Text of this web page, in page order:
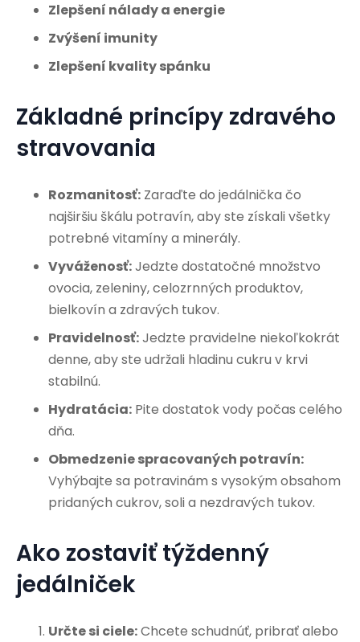
Zlepšení nálady a energie
Zvýšení imunity
Zlepšení kvality spánku
Základné princípy zdravého
stravovania
Rozmanitosť: Zaraďte do jedálnička čo
najširšiu škálu potravín, aby ste získali všetky
potrebné vitamíny a minerály.
Vyváženosť:Jedzte dostatočné množstvo
ovocia, zeleniny, celozrnných produktov,
bielkovín a zdravých tukov.
Pravidelnosť:Jedzte pravidelne niekoľkokrát
denne, aby ste udržali hladinu cukru v krvi
stabilnú.
Hydratácia: Pite dostatok vody počas celého
dňa.
Obmedzenie spracovaných potravín:
Vyhýbajte sa potravinám s vysokým obsahom
pridaných cukrov, soli a nezdravých tukov.
Ako zostaviť týždenný
jedálniček
Určte si ciele:Chcete schudnúť, pribrať alebo